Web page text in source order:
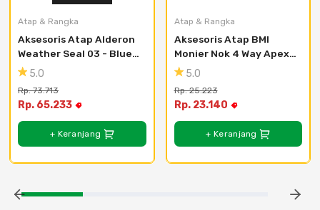
Atap & Rangka
Aksesoris Atap Alderon
Weather Seal 03 - Blue
Doff5.0
Rp. 73.713
Rp. 65.233
+ Keranjang
Atap & Rangka
Aksesoris Atap BMI
Monier Nok 4 Way Apex -
Red5.0
Rp. 25.223
Rp. 23.140
+ Keranjang